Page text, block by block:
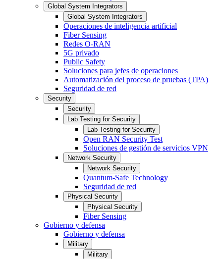
Global System Integrators
Global System Integrators
Operaciones de inteligencia artificial
Fiber Sensing
Redes O-RAN
5G privado
Public Safety
Soluciones para jefes de operaciones
Automatización del proceso de pruebas (TPA)
Seguridad de red
Security
Security
Lab Testing for Security
Lab Testing for Security
Open RAN Security Test
Soluciones de gestión de servicios VPN
Network Security
Network Security
Quantum-Safe Technology
Seguridad de red
Physical Security
Physical Security
Fiber Sensing
Gobierno y defensa
Gobierno y defensa
Military
Military